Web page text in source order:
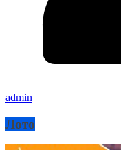
admin
Лото